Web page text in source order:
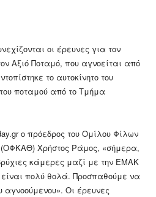
οι έρευνες για τον
Αξιό Ποταμό, που αγνοείται από
το αυτοκίνητο του
ποταμού από το Τμήμα
ο πρόεδρος του Ομίλου Φίλων
Χρήστος Ράμος, «σήμερα,
κάμερες μαζί με την ΕΜΑΚ
είναι πολύ θολά. Προσπαθούμε να
αγνοούμενου». Οι έρευνες